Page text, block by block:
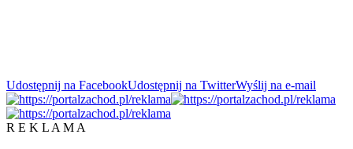
Udostępnij na FacebookUdostępnij na TwitterWyślij na e-mail
R E K L A M A